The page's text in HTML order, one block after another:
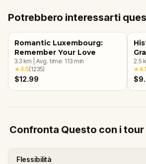
Potrebbero interessarti
Romantic Luxembourg:
Remember Your Love
3.3 km Avg. time: 113 min
★4.5(1235)
$12.99
2.5
★4.1
Confronta Questo con i
Flessibilità